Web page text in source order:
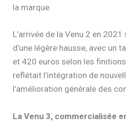
la marque.
L’arrivée de la Venu 2 en
d’une légère hausse, avec un
et 420 euros selon les
reflétait l’intégration de
l’amélioration générale des
La Venu 3, commercialisée